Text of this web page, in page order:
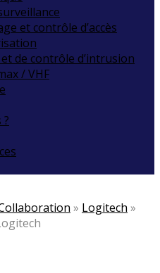
et contrôle d’accès
et de contrôle d’intrusion
/ VHF
» Logitech »